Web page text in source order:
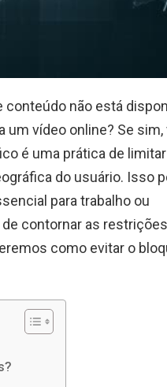
não está
um vídeo online? Se sim,
é uma prática de
do usuário. Isso
para trabalho ou
contornar as restrições
como evitar o